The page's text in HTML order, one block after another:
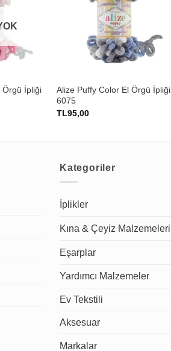
Örgü İpliği
Alize Puffy Color El Örgü İpliği
6075
TL95,00
Kategoriler
İplikler
Kına & Çeyiz Malzemeleri
Eşarplar
Yardımcı Malzemeler
Ev Tekstili
Aksesuar
Markalar